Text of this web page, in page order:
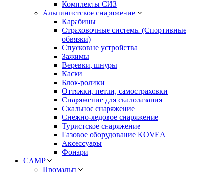
Комплекты СИЗ
Альпинистское снаряжение
Карабины
Страховочные системы (Спортивные
обвязки)
Спусковые устройства
Зажимы
Веревки, шнуры
Каски
Блок-ролики
Оттяжки, петли, самостраховки
Снаряжение для скалолазания
Скальное снаряжение
Снежно-ледовое снаряжение
Туристское снаряжение
Газовое оборудование KOVEA
Аксессуары
Фонари
CAMP
Промальп